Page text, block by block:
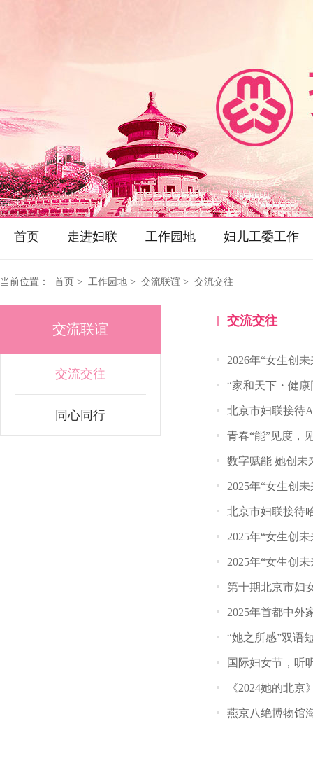
首页 走进妇联 工作园地 妇儿工委工作
当前位置： 首页 > 工作园地 > 交流联谊 > 交流交往
交流联谊
交流交往
同心同行
交流交往
2026年“女生创
“家和天下・健
北京市妇联接待
青春“能”见度，
数字赋能 她创未
2025年“女生创
北京市妇联接待
2025年“女生创
2025年“女生创
第十期北京市妇
2025年首都中外
“她之所感”双语
国际妇女节，听
《2024她的北
燕京八绝博物馆